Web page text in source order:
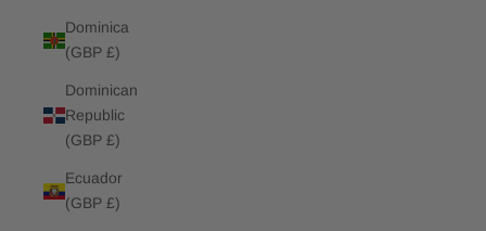
Dominica
(GBP £)
Dominican
Republic
(GBP £)
Ecuador
(GBP £)